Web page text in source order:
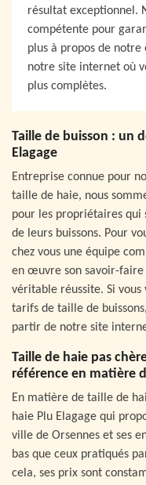
résultat exceptionnel.
compétente pour
plus à propos de
notre site internet où
plus complètes.
Taille de buisson : un
Elagage
Entreprise connue pour
taille de haie, nous
pour les propriétaires
de leurs buissons. Pour
chez vous une équipe
en œuvre son savoir-faire
véritable réussite. Si vous
tarifs de taille de
partir de notre site
Taille de haie pas
référence en matière
En matière de taille de
haie Plu Elagage qui
ville de Orsennes et ses
bas que ceux pratiqués
cela, ses prix sont